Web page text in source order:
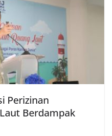
Perizinan
Berdampak